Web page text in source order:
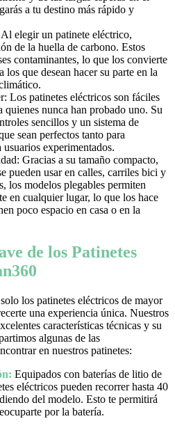
a tu destino más rápido y
elegir un patinete eléctrico,
de la huella de carbono. Estos
contaminantes, lo que los convierte
los que desean hacer su parte en la
Los patinetes eléctricos son fáciles
quienes nunca han probado uno. Su
sencillos y un sistema de
sean perfectos tanto para
experimentados.
Gracias a su tamaño compacto,
pueden usar en calles, carriles bici y
los modelos plegables permiten
en cualquier lugar, lo que los hace
poco espacio en casa o en la
de los Patinetes
los patinetes eléctricos de mayor
una experiencia única. Nuestros
características técnicas y su
algunas de las
en nuestros patinetes:
Equipados con baterías de litio de
eléctricos pueden recorrer hasta 40
del modelo. Esto te permitirá
por la batería.